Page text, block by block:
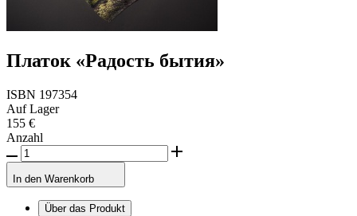
Платок «Радость бытия»
ISBN 197354
Auf Lager
155 €
Anzahl
In den Warenkorb
Über das Produkt